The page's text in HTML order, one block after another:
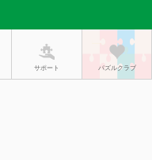
サポート パズルクラブ